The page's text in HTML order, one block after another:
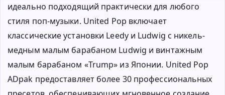
идеально подходящий практически для любого
стиля поп-музыки. United Pop включает
классические установки Leedy и Ludwig с никель-
медным малым барабаном Ludwig и винтажным
малым барабаном «Trump» из Японии. United Pop
ADpak предоставляет более 30 профессиональных